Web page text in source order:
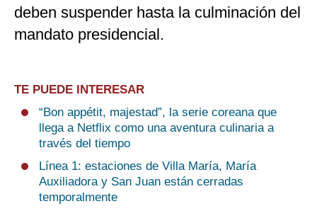
deben suspender hasta la culminación del
mandato presidencial.
TE PUEDE INTERESAR
“Bon appétit, majestad”, la serie coreana que
llega a Netflix como una aventura culinaria a
través del tiempo
Línea 1: estaciones de Villa María, María
Auxiliadora y San Juan están cerradas
temporalmente